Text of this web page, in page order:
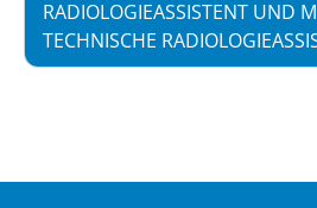
RADIOLOGIEASSISTENT UND
TECHNISCHE